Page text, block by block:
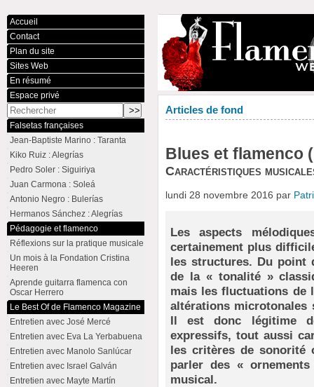
Articles de fond
Blues et flamenco
Caractéristiques
lundi 28 novembre 2016 par
Les aspects
certainement plus
les structures. Du point
de la « tonalité »
mais les fluctuations de
altérations microtonales
Il est donc légitime
expressifs, tout aussi
les critères de sonorité
parler des «
musical.
Accueil
Contact
Plan du site
Sites Web
En résumé
Espace privé
Falsetas françaises
Jean-Baptiste Marino : Taranta
Kiko Ruiz : Alegrías
Pedro Soler : Siguiriya
Juan Carmona : Soleá
Antonio Negro : Bulerías
Hermanos Sánchez : Alegrías
Pédagogie et flamenco
Réflexions sur la pratique musicale
Un mois à la Fondation Cristina
Heeren
Aprende guitarra flamenca con
Oscar Herrero
Le Best Of de Flamenco Magazine
Entretien avec José Mercé
Entretien avec Eva La Yerbabuena
Entretien avec Manolo Sanlúcar
Entretien avec Israel Galván
Entretien avec Mayte Martín